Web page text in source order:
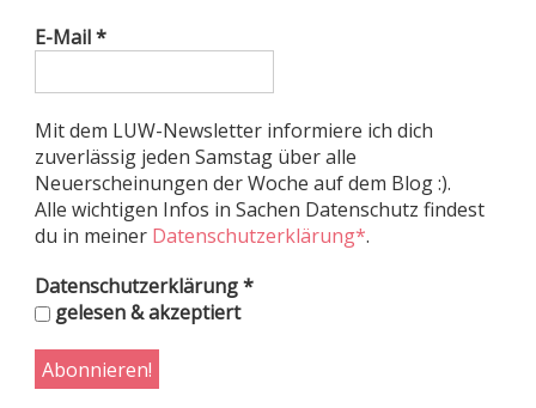
E-Mail*
Mit dem LUW-Newsletter informiere ich dich
zuverlässig jeden Samstag über alle
Neuerscheinungen der Woche auf dem Blog :).
Alle wichtigen Infos in Sachen Datenschutz findest
du in meiner Datenschutzerklärung*.
Datenschutzerklärung*
gelesen & akzeptiert